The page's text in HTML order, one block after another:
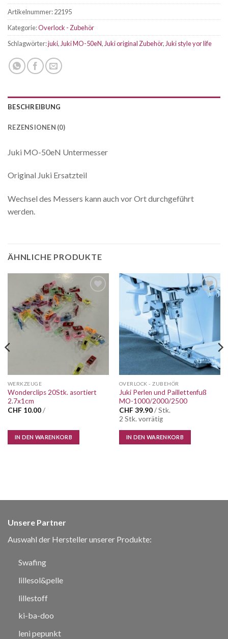
Artikelnummer:22195
Kategorie:Overlock - Zubehör
Schlagwörter:juki, Juki MO-50eN, Juki original Zubehör, Juki style yor life
BESCHREIBUNG
REZENSIONEN (0)
Juki MO-50eN Untermesser
Original Juki Ersatzteil
Wechsel des Messers kann auch vor Ort durchgeführt
werden.
ÄHNLICHE PRODUKTE
Auf die
Wunschliste
WERKZEUGE
Wonderclips 20Stk. asortiert
2.7x1cm
CHF 10.00/
IN DEN WARENKORB
Wunschliste
OVERLOCK - ZUBEHÖR
Juki Perlen und Paillettenfuß
MO-1000/2000/2500
CHF 39.90/ Stk.
2 Stk. vorrätig
IN DEN WARENKORB
Unsere Partner
Auswahl der Hersteller unserer Produkte:
Swafing
lillesol&pelle
lillestoff
ki-ba-doo
leni pepunkt